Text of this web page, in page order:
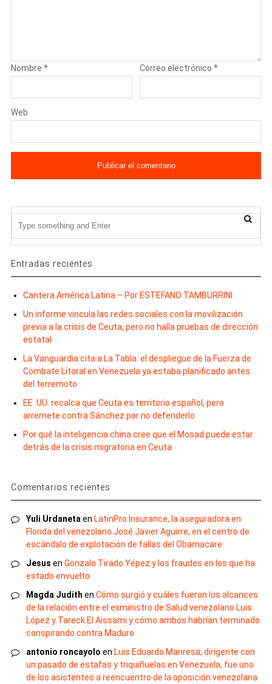
Nombre * Correo electrónico*
Web
Entradas recientes
Cantera América Latina – Por ESTEFANO TAMBURRINI
Un informe vincula las redes sociales con la movilización
previa a la crisis de Ceuta, pero no halla pruebas de dirección
estatal
La Vanguardia cita a La Tabla: el despliegue de la Fuerza de
Combate Litoral en Venezuela ya estaba planificado antes
del terremoto
EE. UU. recalca que Ceuta es territorio español, pero
arremete contra Sánchez por no defenderlo
Por qué la inteligencia china cree que el Mosad puede estar
detrás de la crisis migratoria en Ceuta
Comentarios recientes
Yuli Urdaneta en LatinPro Insurance, la aseguradora en
Florida del venezolano José Javier Aguirre, en el centro de
escándalo de explotación de fallas del Obamacare
Jesus en Gonzalo Tirado Yépez y los fraudes en los que ha
estado envuelto
Magda Judith en Cómo surgió y cuáles fueron los alcances
de la relación entre el exministro de Salud venezolano Luis
López y Tareck El Aissami y cómo ambos habrían terminado
conspirando contra Maduro
antonio roncayolo en Luis Eduardo Manresa, dirigente con
un pasado de estafas y triquiñuelas en Venezuela, fue uno
de los asistentes a reencuentro de la oposición venezolana